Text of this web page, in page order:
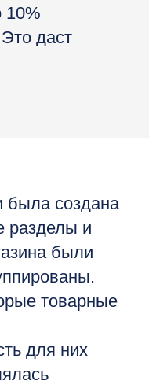
10%
даст
была создана
разделы и
были
товарные
для них